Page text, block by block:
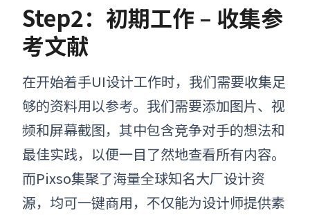
Step2：初期工作 – 收集参
考文献
在开始着手UI设计工作时，我们需要收集足
够的资料用以参考。我们需要添加图片、视
频和屏幕截图，其中包含竞争对手的想法和
最佳实践，以便一目了然地查看所有内容。
而Pixso集聚了海量全球知名大厂设计资
源，均可一键商用，不仅能为设计师提供素